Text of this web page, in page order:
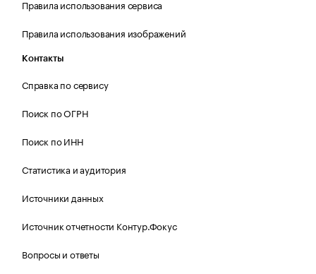
Правила использования сервиса
Правила использования изображений
Контакты
Справка по сервису
Поиск по ОГРН
Поиск по ИНН
Статистика и аудитория
Источники данных
Источник отчетности Контур.Фокус
Вопросы и ответы